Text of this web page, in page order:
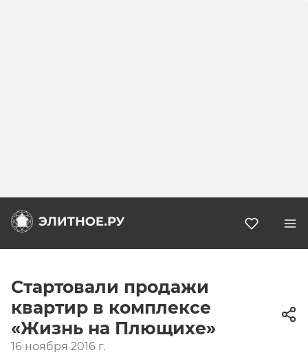
Стартовали продажи
квартир в комплексе
«Жизнь на Плющихе»
16 ноября 2016 г.